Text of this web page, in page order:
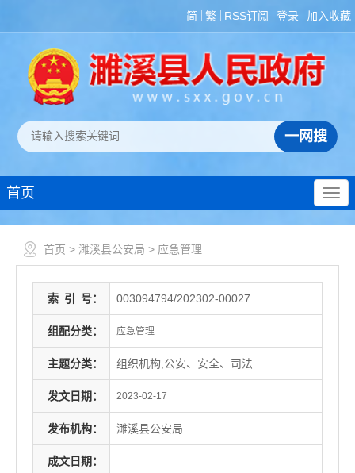
简 繁 RSS订阅 登录 加入收藏
首页
首页 > 濉溪县公安局 > 应急管理
索 引 号： 003094794/202302-00027
组配分类： 应急管理
主题分类： 组织机构,公安、安全、司法
发文日期： 2023-02-17
发布机构： 濉溪县公安局
成文日期：